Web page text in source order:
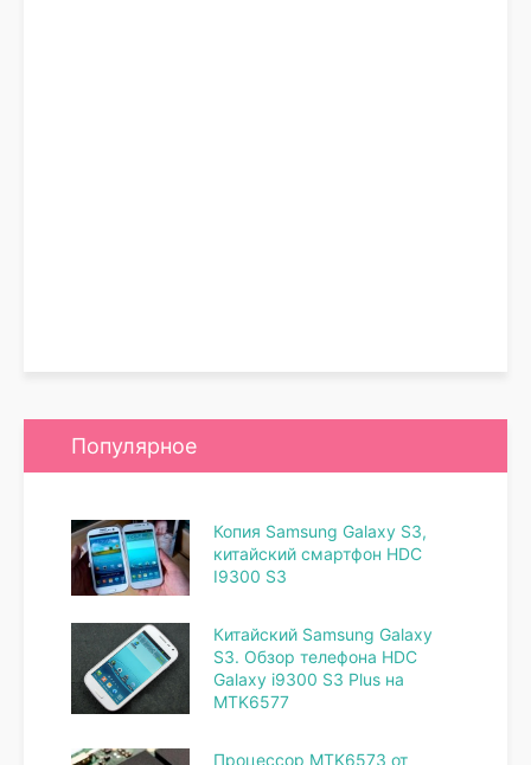
Популярное
Копия Samsung Galaxy S3,
китайский смартфон HDC
I9300 S3
Китайский Samsung Galaxy
S3. Обзор телефона HDC
Galaxy i9300 S3 Plus на
MTK6577
Процессор MTK6573 от